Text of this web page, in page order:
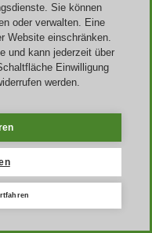
reicht häufig ein
Funktionen, die Sie gar
Manche Codes
oder nur für eine
wird der Rabatt im
Sie sie schnell
Sie können
oder verwalten. Eine
Website einschränken.
und kann jederzeit über
Einwilligung
werden.